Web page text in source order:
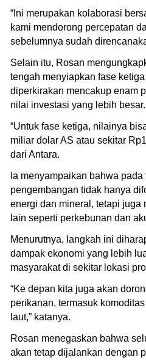
“Ini merupakan kolaborasi
kami mendorong percepatan
sebelumnya sudah
Selain itu, Rosan
tengah menyiapkan fase
diperkirakan mencakup enam
nilai investasi yang lebih besar.
“Untuk fase ketiga, nilainya
miliar dolar AS atau sekitar
dari Antara.
Ia menyampaikan bahwa
pengembangan tidak hanya
energi dan mineral, tetapi juga
lain seperti perkebunan dan
Menurutnya, langkah ini
dampak ekonomi yang lebih
masyarakat di sekitar lokasi
“Ke depan kita juga akan
perikanan, termasuk
laut,” katanya.
Rosan menegaskan bahwa
akan tetap dijalankan dengan